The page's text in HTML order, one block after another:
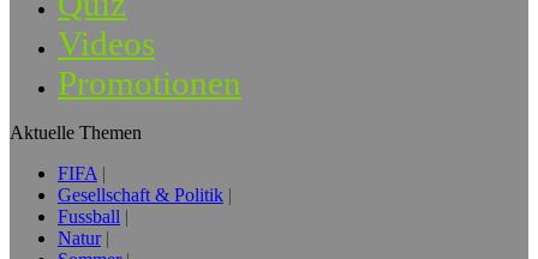
Videos
Promotionen
Aktuelle Themen
FIFA
Gesellschaft & Politik
Fussball
Natur